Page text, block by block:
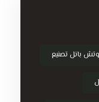
بانل تصنيع